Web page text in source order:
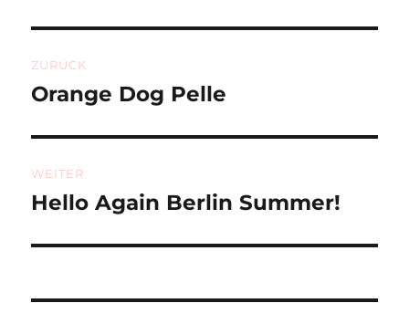
ZURÜCK
Vorheriger
Orange Dog Pelle
WEITER
Nächster
Hello Again Berlin Summer!